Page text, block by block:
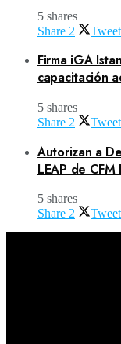
5 shares
Share 2 Tweet
Firma iGA
capacitación
5 shares
Share 2 Tweet
Autorizan a
LEAP de
5 shares
Share 2 Tweet